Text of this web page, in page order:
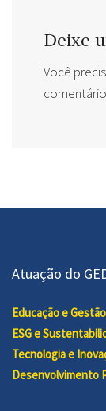
Deixe
Você
Atuação do
Educação e
ESG e
Tecnologia e
Desenvolvimento